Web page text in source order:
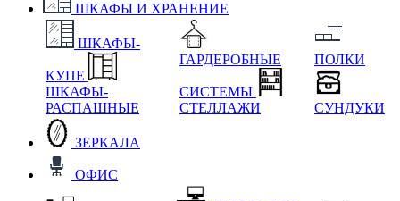
ШКАФЫ И ХРАНЕНИЕ
ШКАФЫ-
КУПЕ
ШКАФЫ-
РАСПАШНЫЕ
ГАРДЕРОБНЫЕ
СИСТЕМЫ
СТЕЛЛАЖИ
ПОЛКИ
СУНДУКИ
ЗЕРКАЛА
ОФИС